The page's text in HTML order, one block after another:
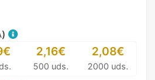
2,16€
500 uds.
2,08€
2000 uds.